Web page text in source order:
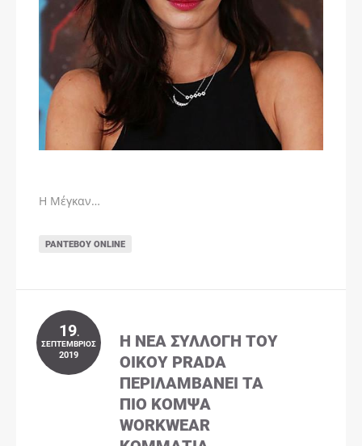
Η Μέγκαν…
ΡΑΝΤΕΒΟΎ ONLINE
19.
ΣΕΠΤΈΜΒΡΙΟΣ
2019
Η ΝΈΑ ΣΥΛΛΟΓΉ ΤΟΥ
ΟΊΚΟΥ PRADA
ΠΕΡΙΛΑΜΒΆΝΕΙ ΤΑ
ΠΙΟ ΚΟΜΨΆ
WORKWEAR